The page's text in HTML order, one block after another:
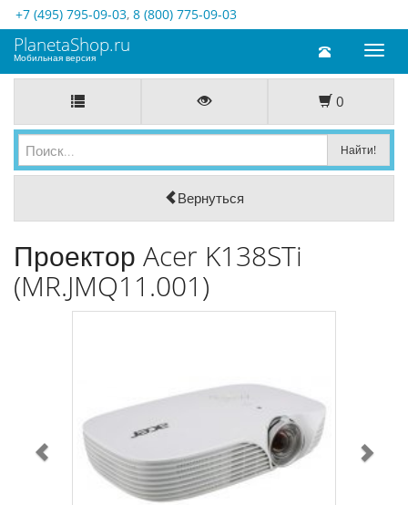
+7 (495) 795-09-03, 8 (800) 775-09-03
Toggle
PlanetaShop.ru
Мобильная версия
0
Вернуться
Проектор Acer K138STi
(MR.JMQ11.001)